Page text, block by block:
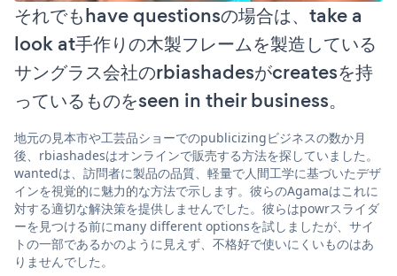
それでもhave questionsの場合は、take a
look at手作りの木製フレームを製造している
サングラス会社のrbiashadesがcreatesを持
っているものをseen in their business。
地元の見本市や工芸品ショーでのpublicizingビジネスの数か月
後、rbiashadesはオンラインで販売する方法を探していました。
wantedは、訪問者に製品の品質、軽量で人間工学に基づいたデザ
インを視覚的に魅力的な方法で示します。彼らのAgamaはこれに
対する適切な解決策を提供しませんでした。彼らはpowrスライダ
ーを見つける前にmany different optionsを試しましたが、サイ
トの一部であるかのように見えず、不格好で使いにくいものはあ
りませんでした。